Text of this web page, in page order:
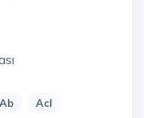
Ab
Acl